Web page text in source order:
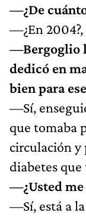
—¿De
—¿En 2004?,
—Bergoglio
dedicó en
bien para
—Sí,
que tomaba
circulación y
diabetes que
—¿Usted me
—Sí, está a